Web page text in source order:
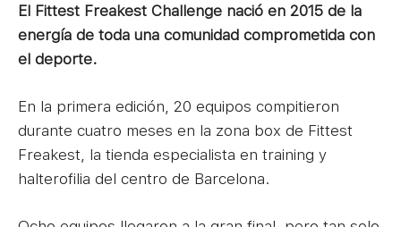
El Fittest Freakest Challenge nació en 2015 de la
energía de toda una comunidad comprometida con
el deporte.
En la primera edición, 20 equipos compitieron
durante cuatro meses en la zona box de Fittest
Freakest, la tienda especialista en training y
halterofilia del centro de Barcelona.